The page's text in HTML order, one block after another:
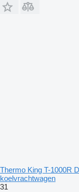
Thermo King T-1000R
koelvrachtwagen
31